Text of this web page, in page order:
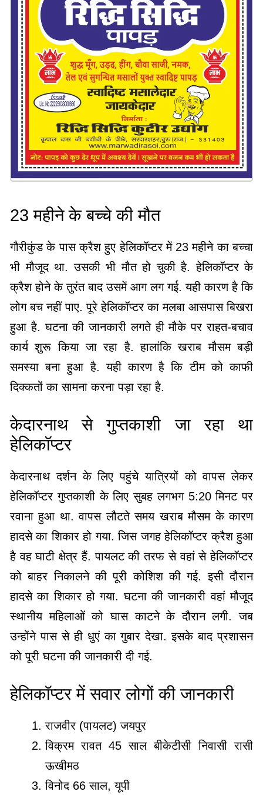
23 महीने के बच्चे की मौत
गौरीकुंड के पास क्रैश हुए हेलिकॉप्टर में 23 महीने का बच्चा
भी मौजूद था. उसकी भी मौत हो चुकी है. हेलिकॉप्टर के
क्रैश होने के तुरंत बाद उसमें आग लग गई. यही कारण है कि
लोग बच नहीं पाए. पूरे हेलिकॉप्टर का मलबा आसपास बिखरा
हुआ है. घटना की जानकारी लगते ही मौके पर राहत-बचाव
कार्य शुरू किया जा रहा है. हालांकि खराब मौसम बड़ी
समस्या बना हुआ है. यही कारण है कि टीम को काफी
दिक्कतों का सामना करना पड़ा रहा है.
केदारनाथ से गुप्तकाशी जा रहा था
हेलिकॉप्टर
केदारनाथ दर्शन के लिए पहुंचे यात्रियों को वापस लेकर
हेलिकॉप्टर गुप्तकाशी के लिए सुबह लगभग 5:20 मिनट पर
रवाना हुआ था. वापस लौटते समय खराब मौसम के कारण
हादसे का शिकार हो गया. जिस जगह हेलिकॉप्टर क्रैश हुआ
है वह घाटी क्षेत्र हैं. पायलट की तरफ से वहां से हेलिकॉप्टर
को बाहर निकालने की पूरी कोशिश की गई. इसी दौरान
हादसे का शिकार हो गया. घटना की जानकारी वहां मौजूद
स्थानीय महिलाओं को घास काटने के दौरान लगी. जब
उन्होंने पास से ही धुएं का गुबार देखा. इसके बाद प्रशासन
को पूरी घटना की जानकारी दी गई.
हेलिकॉप्टर में सवार लोगों की जानकारी
राजवीर (पायलट) जयपुर
विक्रम रावत 45 साल बीकेटीसी निवासी रासी
ऊखीमठ
विनोद 66 साल, यूपी